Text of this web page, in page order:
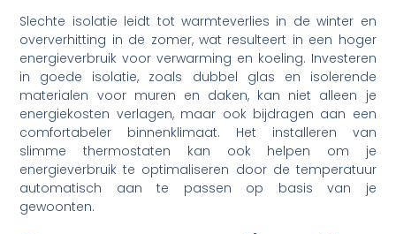
Slechte isolatie leidt tot warmteverlies in de winter en
oververhitting in de zomer, wat resulteert in een hoger
energieverbruik voor verwarming en koeling. Investeren
in goede isolatie, zoals dubbel glas en isolerende
materialen voor muren en daken, kan niet alleen je
energiekosten verlagen, maar ook bijdragen aan een
comfortabeler binnenklimaat. Het installeren van
slimme thermostaten kan ook helpen om je
energieverbruik te optimaliseren door de temperatuur
automatisch aan te passen op basis van je
gewoonten.